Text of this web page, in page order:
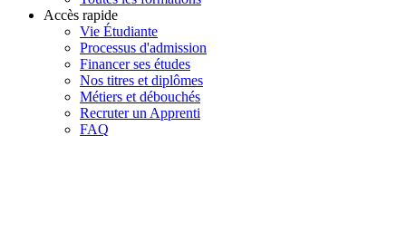
Accès rapide
Vie Étudiante
Processus d'admission
Financer ses études
Nos titres et diplômes
Métiers et débouchés
Recruter un Apprenti
FAQ